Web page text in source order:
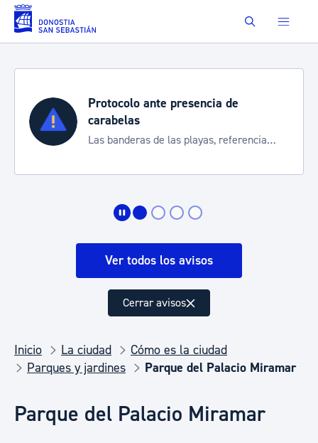
Saltar al contenido principal Buscar
Protocolo ante presencia de
carabelas
Las banderas de las playas, referencia
Ver todos los avisos
Cerrar avisos
Inicio La ciudad
Cómo es la ciudad
Parques y jardines
Parque del Palacio Miramar
Parque del Palacio Miramar